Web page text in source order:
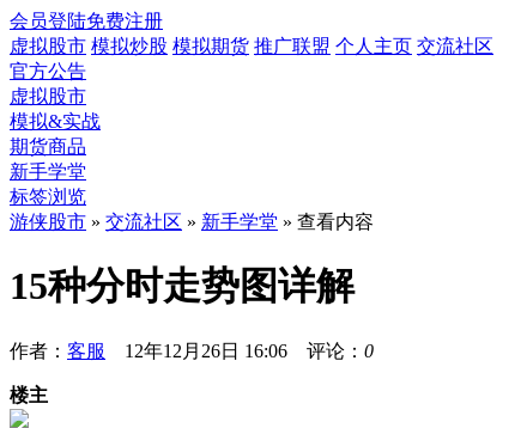
会员登陆免费注册
虚拟股市 模拟炒股 模拟期货 推广联盟 个人主页 交流社区
官方公告
虚拟股市
模拟&实战
期货商品
新手学堂
标签浏览
游侠股市 » 交流社区 » 新手学堂 » 查看内容
15种分时走势图详解
作者： 客服 12年12月26日 16:06 评论： 0
楼主